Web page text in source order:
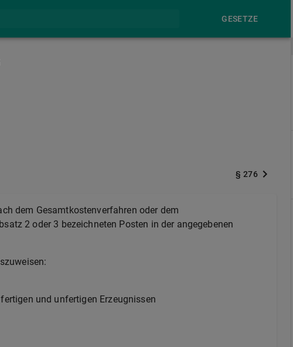
GESETZE
§ 276
dem Gesamtkostenverfahren oder dem
2 oder 3 bezeichneten Posten in der angegebenen
und unfertigen Erzeugnissen